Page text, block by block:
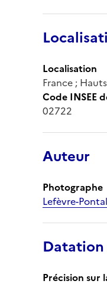
Localisation
France ;
Code INSEE
02722
Auteur
Photographe
Lefèvre-
Datation
Précision sur